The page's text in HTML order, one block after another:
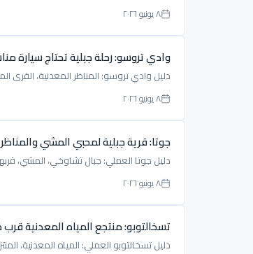
٨ يونيو ٢٠٢٦
وادي تروسو: رحلة جبلية تحتاج سيارة
دليل وادي تروسو: المناظر المعدنية، القرى
٨ يونيو ٢٠٢٦
جوتا: قرية جبلية لمحبي المشي والمناظر
دليل جوتا العملي: جبال تشاوخي، المشي،
٨ يونيو ٢٠٢٦
تسخالتوبو: منتجع المياه المعدنية
دليل تسخالتوبو العملي: المياه المعدنية،